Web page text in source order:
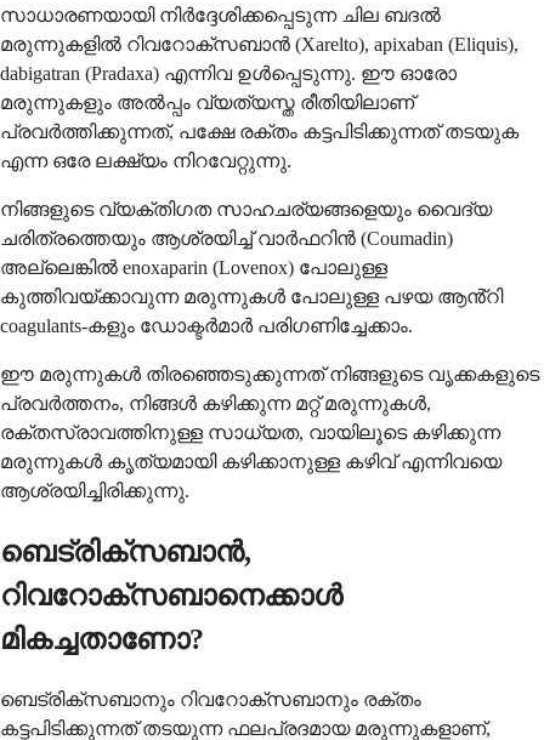
സാധാരണയായി നിർദ്ദേശിക്കപ്പെടുന്ന ചില ബദൽ
മരുന്നുകളിൽ റിവറോക്സബാൻ (Xarelto), apixaban (Eliquis),
dabigatran (Pradaxa) എന്നിവ ഉൾപ്പെടുന്നു. ഈ ഓരോ
മരുന്നുകളും അൽപ്പം വ്യത്യസ്ത രീതിയിലാണ്
പ്രവർത്തിക്കുന്നത്, പക്ഷേ രക്തം കട്ടപിടിക്കുന്നത് തടയുക
എന്ന ഒരേ ലക്ഷ്യം നിറവേറ്റുന്നു.
നിങ്ങളുടെ വ്യക്തിഗത സാഹചര്യങ്ങളെയും വൈദ്യ
ചരിത്രത്തെയും ആശ്രയിച്ച് വാർഫറിൻ (Coumadin)
അല്ലെങ്കിൽ enoxaparin (Lovenox) പോലുള്ള
കുത്തിവയ്ക്കാവുന്ന മരുന്നുകൾ പോലുള്ള പഴയ ആൻ്റി
coagulants-കളും ഡോക്ടർമാർ പരിഗണിച്ചേക്കാം.
ഈ മരുന്നുകൾ തിരഞ്ഞെടുക്കുന്നത് നിങ്ങളുടെ വൃക്കകളുടെ
പ്രവർത്തനം, നിങ്ങൾ കഴിക്കുന്ന മറ്റ് മരുന്നുകൾ,
രക്തസ്രാവത്തിനുള്ള സാധ്യത, വായിലൂടെ കഴിക്കുന്ന
മരുന്നുകൾ കൃത്യമായി കഴിക്കാനുള്ള കഴിവ് എന്നിവയെ
ആശ്രയിച്ചിരിക്കുന്നു.
ബെട്രിക്സബാൻ,
റിവറോക്സബാനെക്കാൾ
മികച്ചതാണോ?
ബെട്രിക്സബാനും റിവറോക്സബാനും രക്തം
കട്ടപിടിക്കുന്നത് തടയുന്ന ഫലപ്രദമായ മരുന്നുകളാണ്,